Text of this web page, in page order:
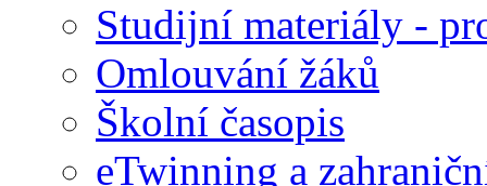
Studijní materiály -
Omlouvání žáků
Školní časopis
eTwinning a